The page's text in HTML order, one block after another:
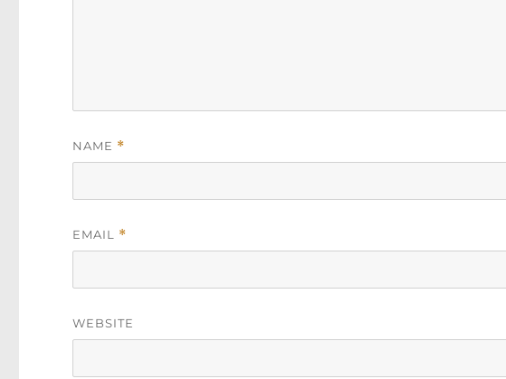
NAME *
EMAIL *
WEBSITE